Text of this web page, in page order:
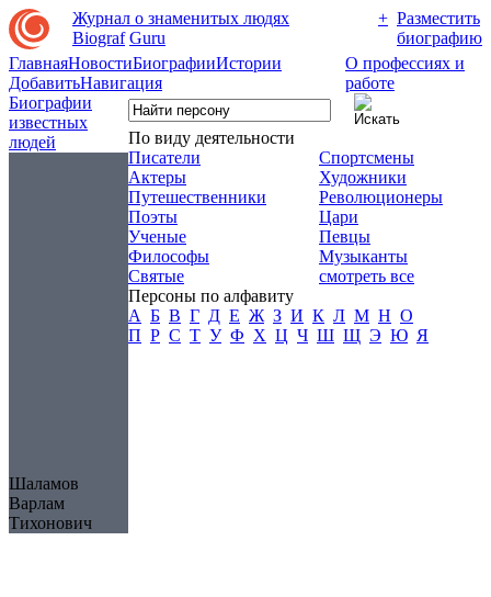
Журнал о знаменитых людях
Biograf Guru
+ Разместить
биографию
ГлавнаяНовостиБиографииИстории
ДобавитьНавигация
О профессиях и
работе
Биографии
известных
людей
Шаламов
Варлам
Тихонович
По виду деятельности
Писатели
Актеры
Путешественники
Поэты
Ученые
Философы
Святые
Спортсмены
Художники
Революционеры
Цари
Певцы
Музыканты
смотреть все
Персоны по алфавиту
А Б В Г Д Е Ж З И К Л М Н О
П Р С Т У Ф Х Ц Ч Ш Щ Э Ю Я